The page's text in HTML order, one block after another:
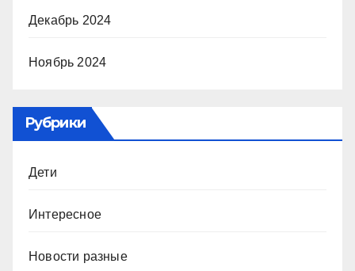
Декабрь 2024
Ноябрь 2024
Рубрики
Дети
Интересное
Новости разные